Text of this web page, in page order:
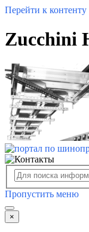
Перейти к контенту
Zucchini
Пропустить меню
×